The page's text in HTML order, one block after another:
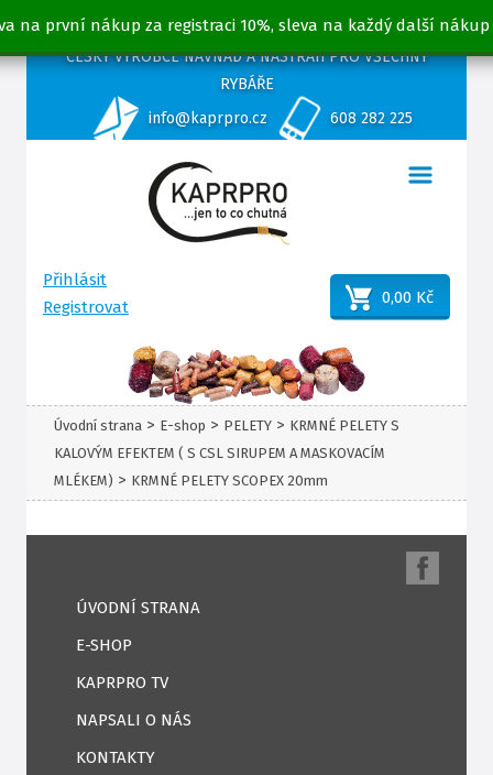
na první nákup za registraci 10%, sleva na každý další nákup
ČESKÝ VÝROBCE NÁVNAD A NÁSTRAH PRO VŠECHNY
RYBÁŘE
info@kaprpro.cz
608 282 225
Přihlásit
Registrovat
0,00 Kč
Úvodní strana > E-shop > PELETY > KRMNÉ PELETY S
KALOVÝM EFEKTEM ( S CSL SIRUPEM A MASKOVACÍM
MLÉKEM) > KRMNÉ PELETY SCOPEX 20mm
ÚVODNÍ STRANA
E-SHOP
KAPRPRO TV
NAPSALI O NÁS
KONTAKTY